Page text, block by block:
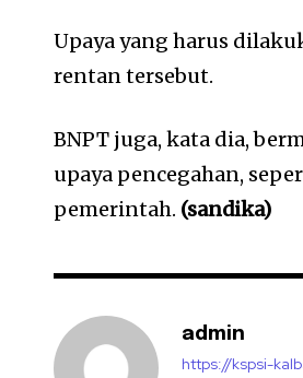
Upaya yang harus
rentan tersebut.
BNPT juga, kata dia,
upaya pencegahan,
pemerintah. (sandika)
admin
https://kspsi-